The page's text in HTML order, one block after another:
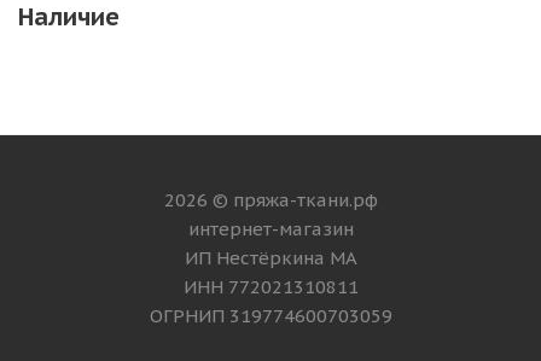
Наличие
2026 © пряжа-ткани.рф
интернет-магазин
ИП Нестёркина МА
ИНН 772021310811
ОГРНИП 319774600703059